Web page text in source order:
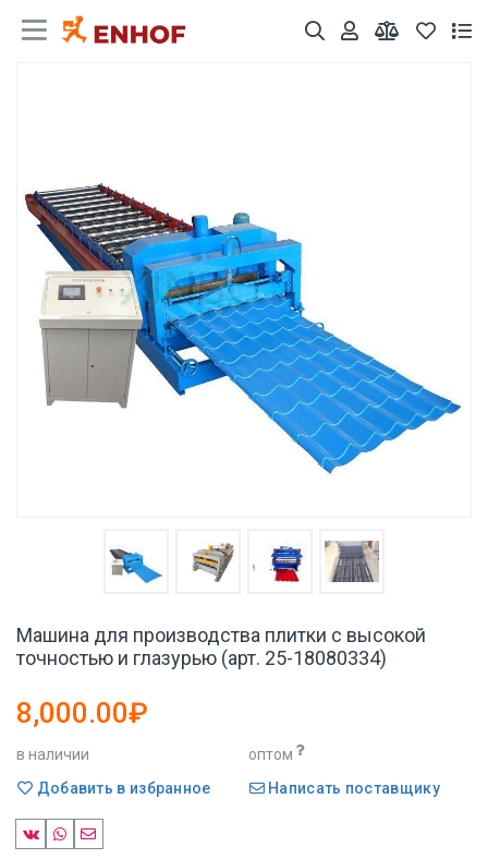
Машина для производства плитки с высокой
точностью и глазурью (арт. 25-18080334)
8,000.00₽
в наличии
оптом
Добавить в избранное
Написать поставщику